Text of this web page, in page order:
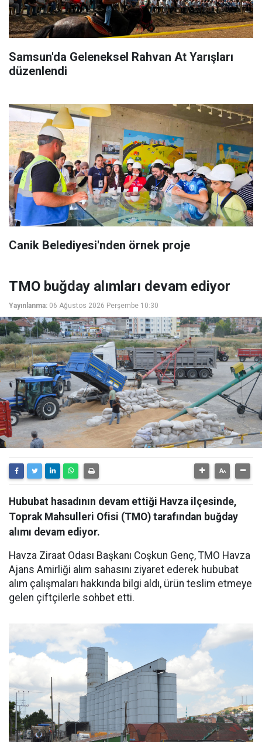
Samsun'da Geleneksel Rahvan At Yarışları
düzenlendi
Canik Belediyesi'nden örnek proje
TMO buğday alımları devam ediyor
Yayınlanma: 06 Ağustos 2026 Perşembe 10:30
Hububat hasadının devam ettiği Havza ilçesinde,
Toprak Mahsulleri Ofisi (TMO) tarafından buğday
alımı devam ediyor.
Havza Ziraat Odası Başkanı Coşkun Genç, TMO Havza
Ajans Amirliği alım sahasını ziyaret ederek hububat
alım çalışmaları hakkında bilgi aldı, ürün teslim etmeye
gelen çiftçilerle sohbet etti.